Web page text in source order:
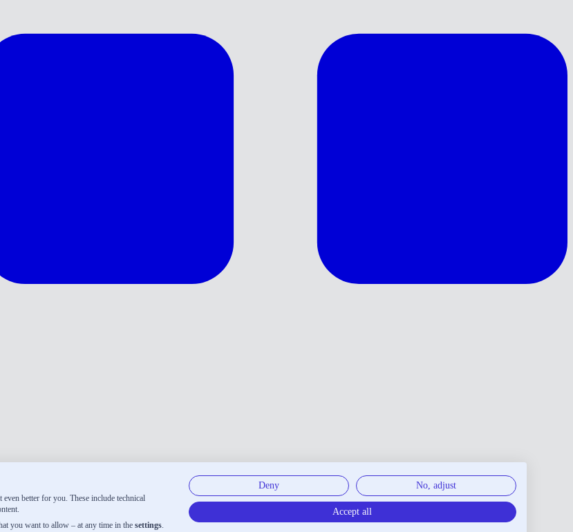
better for you. These include technical
you want to allow – at any time in thesettings.
Deny No, adjust
Accept all
unsere anderen Produkte: